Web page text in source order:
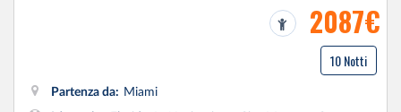
2087€
10 Notti
Partenza da: Miami